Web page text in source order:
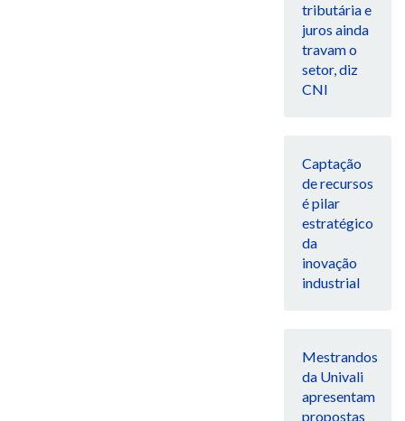
tributária e
juros ainda
travam o
setor, diz
CNI
Captação
de recursos
é pilar
estratégico
da
inovação
industrial
Mestrandos
da Univali
apresentam
propostas